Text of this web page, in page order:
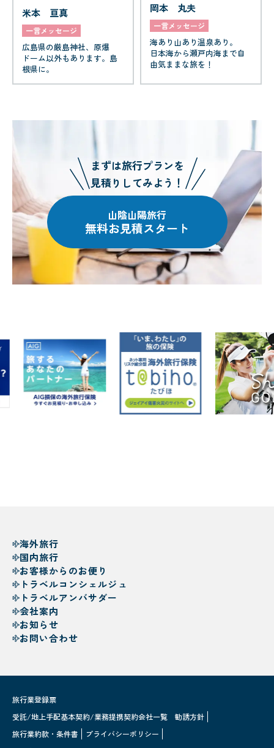
米本 亘真
一言メッセージ
広島県の厳島神社、原爆
ドーム以外もあります。島
根県に。
岡本 丸夫
一言メッセージ
海あり山あり温泉あり。
日本海から瀬戸内海まで自
由気ままな旅を！
まずは旅行プランを
見積りしてみよう！
山陰山陽旅行
無料お見積スタート
海外旅行
国内旅行
お客様からのお便り
トラベルコンシェルジュ
トラベルアンバサダー
会社案内
お知らせ
お問い合わせ
旅行業登録票
受託/地上手配基本契約/業務提携契約会社一覧
勧誘方針
旅行業約款・条件書
プライバシーポリシー